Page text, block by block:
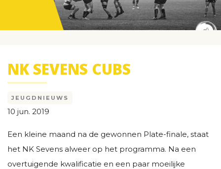
NK SEVENS CUBS
JEUGDNIEUWS
10 jun. 2019
Een kleine maand na de gewonnen Plate-finale, staat
het NK Sevens alweer op het programma. Na een
overtuigende kwalificatie en een paar moeilijke